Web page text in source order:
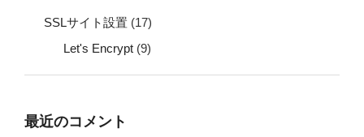
SSLサイト設置 (17)
Let's Encrypt (9)
最近のコメント